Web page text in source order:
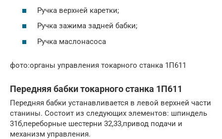
Ручка верхней каретки;
Ручка зажима задней бабки;
Ручка маслонасоса
фото:органы управления токарного станка 1П611
Передняя бабки токарного станка 1П611
Передняя бабки устанавливается в левой верхней части
станины. Состоит из следующих элементов: шпиндель
31б,переборные шестерни 32,33,привод подачи и
механизм управления.